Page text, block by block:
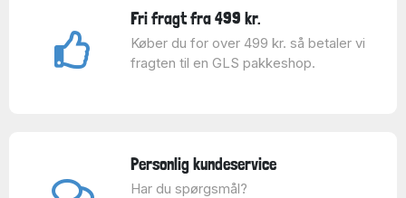
Fri fragt fra 499 kr.
Køber du for over 499 kr. så betaler vi
fragten til en GLS pakkeshop.
Personlig kundeservice
Har du spørgsmål?